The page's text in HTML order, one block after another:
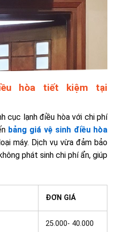
hòa tiết kiệm tại
cục lạnh điều hòa với chi phí
bảng giá vệ sinh điều hòa
máy. Dịch vụ vừa đảm bảo
phát sinh chi phí ẩn, giúp
ĐƠN GIÁ
25.000- 40.000